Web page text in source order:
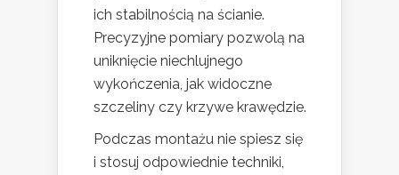
ich stabilnością na ścianie.
Precyzyjne pomiary pozwolą na
uniknięcie niechlujnego
wykończenia, jak widoczne
szczeliny czy krzywe krawędzie.
Podczas montażu nie spiesz się
i stosuj odpowiednie techniki,